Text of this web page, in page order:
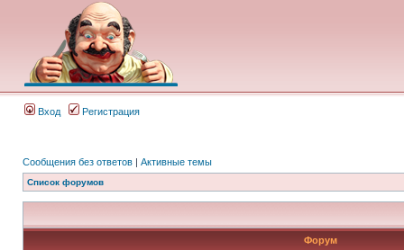
Вход Регистрация
Сообщения без ответов | Активные темы
Список форумов
Форум